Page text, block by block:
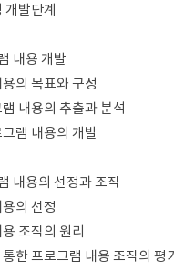
개발단계
내용 개발
의 목표와 구성
내용의 추출과 분석
램 내용의 개발
내용의 선정과 조직
의 선정
조직의 원리
한 프로그램 내용 조직의 평